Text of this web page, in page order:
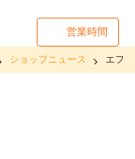
営業時間
ショップニュース エフ